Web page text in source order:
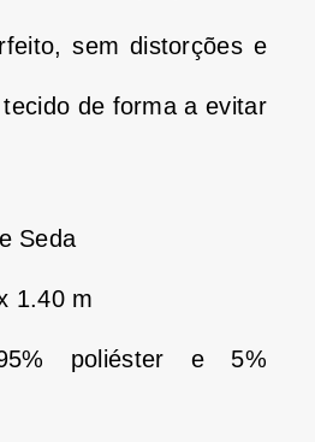
sem distorções e
de forma a evitar
Seda
1.40 m
poliéster e 5%